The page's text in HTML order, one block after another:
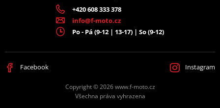
+420 608 333 378
info@f-moto.cz
Po - Pá (9-12 | 13-17) | So (9-12)
Facebook Instagram
Copyright © 2026 www.f-moto.cz
Všechna práva vyhrazena